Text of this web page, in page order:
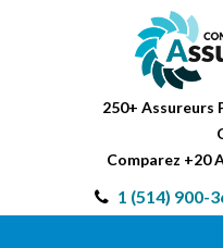
250+
Comparez +20
1 (514) 900-